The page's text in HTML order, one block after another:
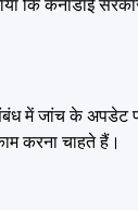
कि कनाडाई
संबंध में जांच के
करना चाहते हैं।